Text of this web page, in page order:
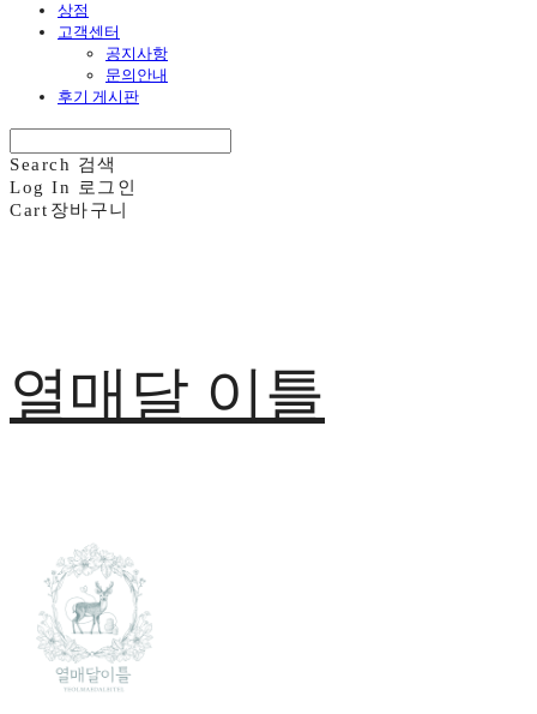
상점
고객센터
공지사항
문의안내
후기 게시판
Search 검색
Log In
로그인
Cart 장바구니
열매달 이틀